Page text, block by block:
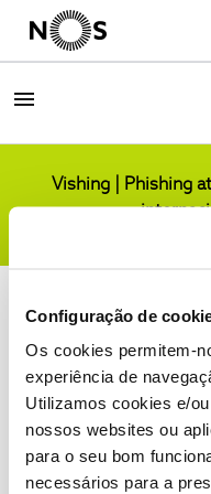
Configuração de
Os cookies permitem-
experiência de
Utilizamos cookies e/
nossos websites ou
para o seu bom
necessários para a
Vishing | Phishing
Condições do